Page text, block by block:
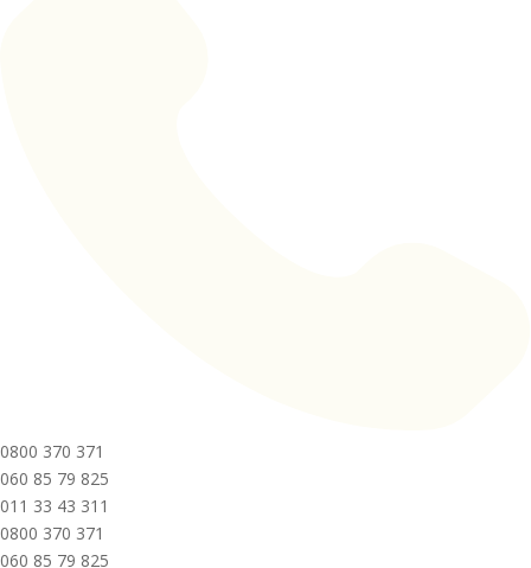
0800 370 371
060 85 79 825
011 33 43 311
0800 370 371
060 85 79 825